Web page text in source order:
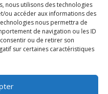
nous utilisons des technologies
ou accéder aux informations des
nous permettra de
de navigation ou les ID
ou de retirer son
sur certaines caractéristiques
d’eau potable
de l'eau du Nord de la